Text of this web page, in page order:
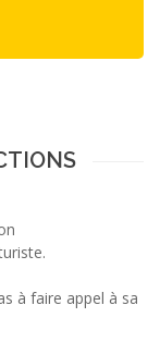
à faire appel à sa